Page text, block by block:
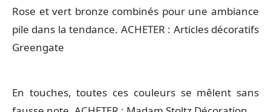
Rose et vert bronze combinés pour une ambiance
pile dans la tendance. ACHETER : Articles décoratifs
Greengate
En touches, toutes ces couleurs se mêlent sans